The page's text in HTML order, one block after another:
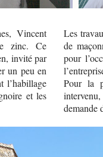
Vincent
zinc. Ce
invité par
un peu en
l’habillage
et les
Les
de
pour
Pour la
demande